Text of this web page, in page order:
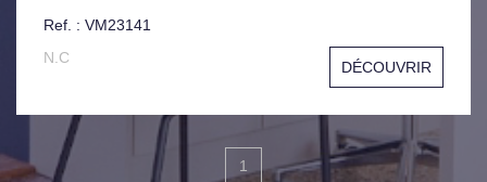
terrasse à l'arrière.
Ref. : VM23141
N.C
DÉCOUVRIR
1